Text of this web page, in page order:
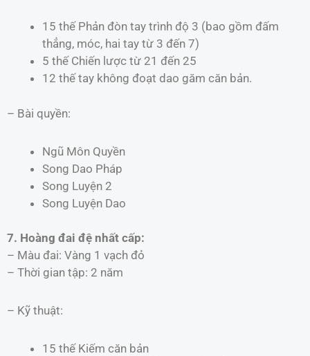
15 thế Phản đòn tay trình độ 3 (bao gồm đấm
thẳng, móc, hai tay từ 3 đến 7)
5 thế Chiến lược từ 21 đến 25
12 thế tay không đoạt dao găm căn bản.
– Bài quyền:
Ngũ Môn Quyền
Song Dao Pháp
Song Luyện 2
Song Luyện Dao
7. Hoàng đai đệ nhất cấp:
– Màu đai: Vàng 1 vạch đỏ
– Thời gian tập: 2 năm
– Kỹ thuật:
15 thế Kiếm căn bản